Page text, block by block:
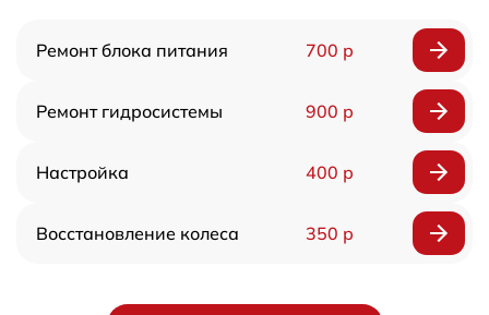
Ремонт блока питания 700 р
Ремонт гидросистемы 900 р
Настройка 400 р
Восстановление колеса 350 р